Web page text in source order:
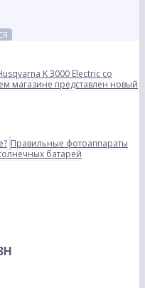
K 3000 Electric со
магазине представлен новый
Правильные фотоаппараты
батарей